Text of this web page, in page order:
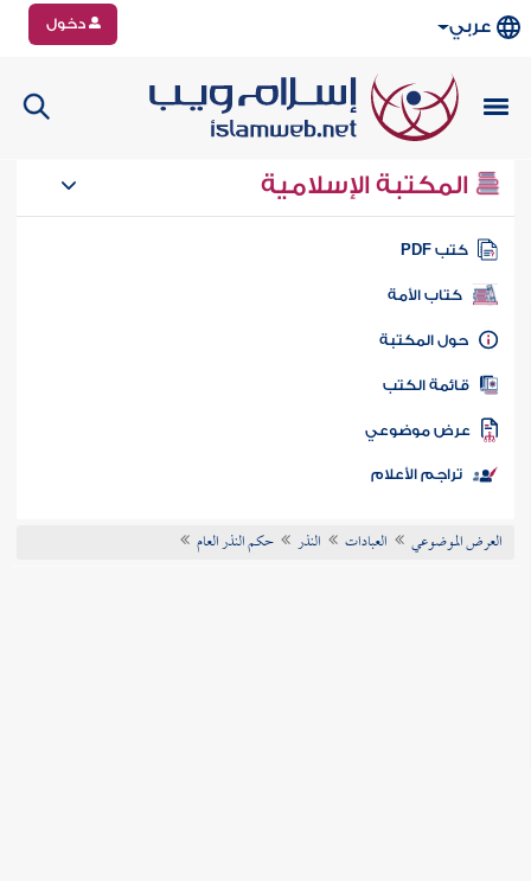
عربي دخول
المكتبة الإسلامية
كتب PDF
كتاب الأمة
المكتبة
الكتب
موضوعي
تراجم الأعلام
العرض الموضوعي العبادات النذر حكم النذر العام